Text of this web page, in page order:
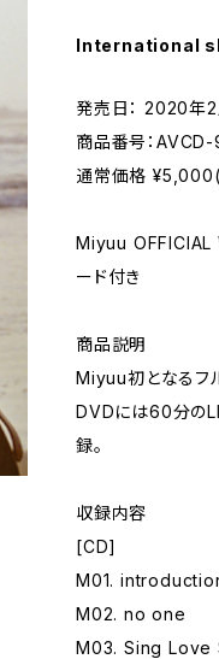
International
発売日： 2020年
商品番号：
通常価格
Miyuu OFFICIAL
ード付き
商品説明
Miyuu初となるフ
DVDには60分の
録。
収録内容
[CD]
M01.
M02. no one
M03. Sing Love